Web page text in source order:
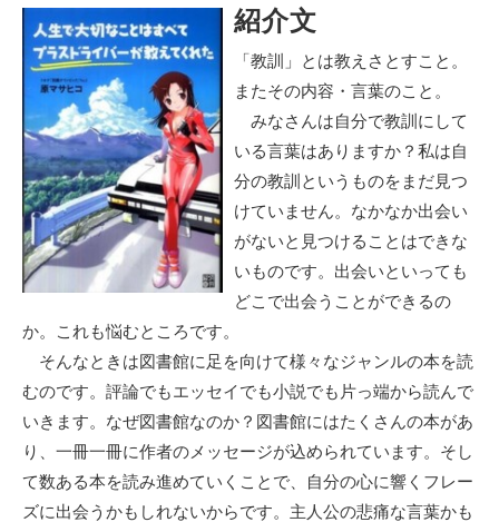
紹介文
「教訓」とは教えさとすこと。
またその内容・言葉のこと。
みなさんは自分で教訓にして
いる言葉はありますか？私は自
分の教訓というものをまだ見つ
けていません。なかなか出会い
がないと見つけることはできな
いものです。出会いといっても
どこで出会うことができるの
か。これも悩むところです。
そんなときは図書館に足を向けて様々なジャンルの本を読
むのです。評論でもエッセイでも小説でも片っ端から読んで
いきます。なぜ図書館なのか？図書館にはたくさんの本があ
り、一冊一冊に作者のメッセージが込められています。そし
て数ある本を読み進めていくことで、自分の心に響くフレー
ズに出会うかもしれないからです。主人公の悲痛な言葉かも